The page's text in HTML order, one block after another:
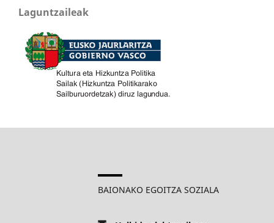
Laguntzaileak
BAIONAKO EGOITZA SOZIALA